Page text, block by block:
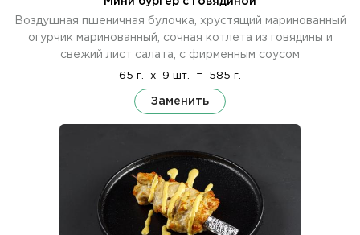
Воздушная пшеничная булочка, хрустящий маринованный
огурчик маринованный, сочная котлета из говядины и
свежий лист салата, с фирменным соусом
65 г. x 9 шт. = 585 г.
Заменить